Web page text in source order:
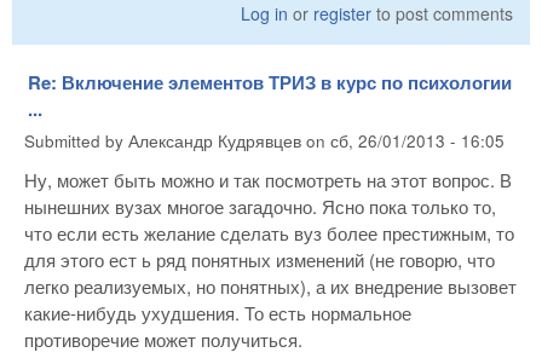
Log in or register to post comments
Re: Включение элементов ТРИЗ в курс по психологии
...
Submitted by Александр Кудрявцев on сб, 26/01/2013 - 16:05
Ну, может быть можно и так посмотреть на этот вопрос. В
нынешних вузах многое загадочно. Ясно пока только то,
что если есть желание сделать вуз более престижным, то
для этого ест ь ряд понятных изменений (не говорю, что
легко реализуемых, но понятных), а их внедрение вызовет
какие-нибудь ухудшения. То есть нормальное
противоречие может получиться.